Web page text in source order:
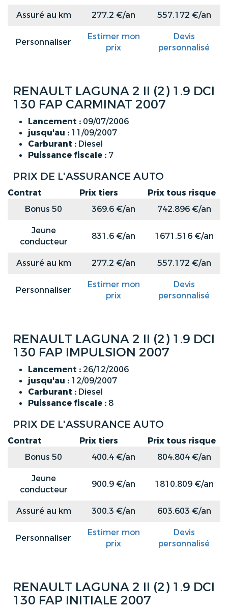
Assuré au km 277.2 €/an 557.172 €/an
Personnaliser
Estimer mon
prix
Devis
personnalisé
RENAULT LAGUNA 2 II (2) 1.9 DCI
130 FAP CARMINAT 2007
Lancement : 09/07/2006
jusqu'au : 11/09/2007
Carburant : Diesel
Puissance fiscale : 7
PRIX DE L'ASSURANCE AUTO
Contrat Prix tiers
Prix tous risque
Bonus 50
369.6 €/an
742.896 €/an
Jeune
conducteur
831.6 €/an 1671.516 €/an
Assuré au km 277.2 €/an 557.172 €/an
Personnaliser
Estimer mon
prix
Devis
personnalisé
RENAULT LAGUNA 2 II (2) 1.9 DCI
130 FAP IMPULSION 2007
Lancement : 26/12/2006
jusqu'au : 12/09/2007
Carburant : Diesel
Puissance fiscale : 8
PRIX DE L'ASSURANCE AUTO
Contrat Prix tiers
Prix tous risque
Bonus 50
400.4 €/an
804.804 €/an
Jeune
conducteur
900.9 €/an 1810.809 €/an
Assuré au km 300.3 €/an 603.603 €/an
Personnaliser
Estimer mon
prix
Devis
personnalisé
RENAULT LAGUNA 2 II (2) 1.9 DCI
130 FAP INITIALE 2007